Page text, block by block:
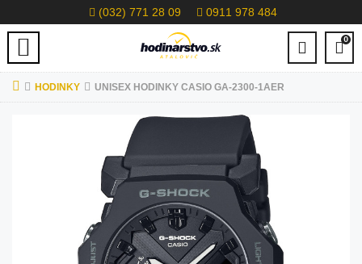
(032) 771 28 09 0911 978 484
0
HODINKY UNISEX HODINKY CASIO GA-2300-1AER